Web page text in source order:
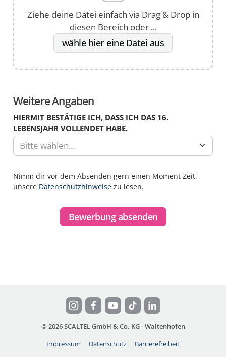
Ziehe deine Datei einfach via Drag & Drop in
diesen Bereich oder ...
wähle hier eine Datei aus
Weitere Angaben
HIERMIT BESTÄTIGE ICH, DASS ICH DAS 16.
LEBENSJAHR VOLLENDET HABE.
Bitte wählen...
Nimm dir vor dem Absenden gern einen Moment Zeit,
unsere Datenschutzhinweisezu lesen.
Bewerbung absenden
© 2026 SCALTEL GmbH & Co. KG - Waltenhofen
Impressum
Datenschutz Barrierefreiheit